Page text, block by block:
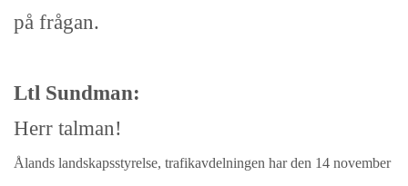
på frågan.
Ltl Sundman:
Herr talman!
Ålands landskapsstyrelse, trafikavdelningen har den 14 november